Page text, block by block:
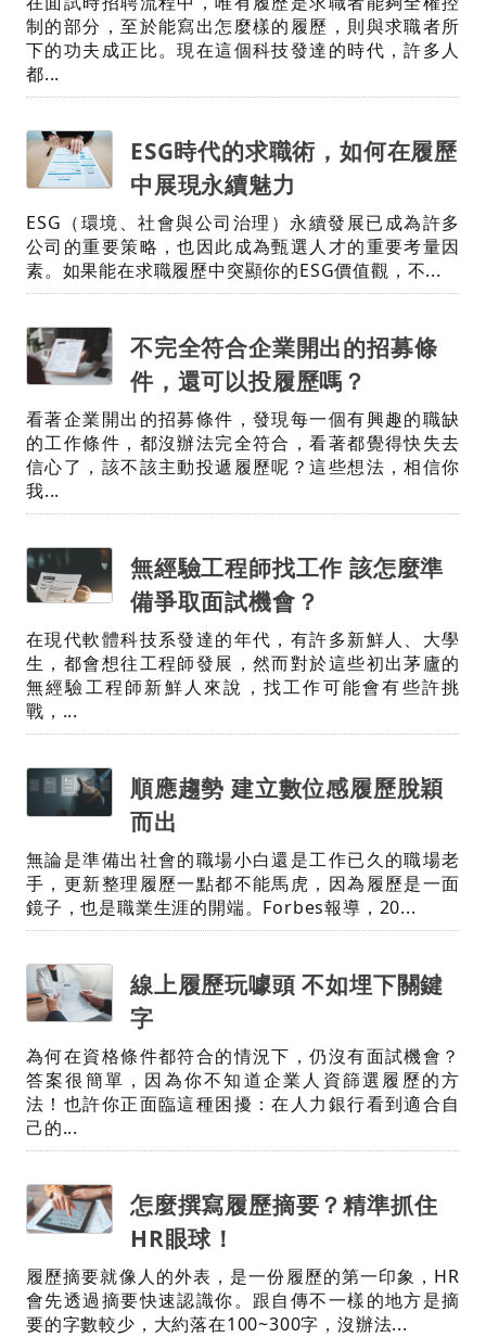
制的部分，至於能寫出怎麼樣的履歷，則與求職者所
下的功夫成正比。現在這個科技發達的時代，許多人
都...
ESG時代的求職術，如何在履歷
中展現永續魅力
ESG（環境、社會與公司治理）永續發展已成為許多
公司的重要策略，也因此成為甄選人才的重要考量因
素。如果能在求職履歷中突顯你的ESG價值觀，不...
不完全符合企業開出的招募條
件，還可以投履歷嗎？
看著企業開出的招募條件，發現每一個有興趣的職缺
的工作條件，都沒辦法完全符合，看著都覺得快失去
信心了，該不該主動投遞履歷呢？這些想法，相信你
我...
無經驗工程師找工作 該怎麼準
備爭取面試機會？
在現代軟體科技系發達的年代，有許多新鮮人、大學
生，都會想往工程師發展，然而對於這些初出茅廬的
無經驗工程師新鮮人來說，找工作可能會有些許挑
戰，...
順應趨勢 建立數位感履歷脫穎
而出
無論是準備出社會的職場小白還是工作已久的職場老
手，更新整理履歷一點都不能馬虎，因為履歷是一面
鏡子，也是職業生涯的開端。Forbes報導，20...
線上履歷玩噱頭 不如埋下關鍵
字
為何在資格條件都符合的情況下，仍沒有面試機會？
答案很簡單，因為你不知道企業人資篩選履歷的方
法！也許你正面臨這種困擾：在人力銀行看到適合自
己的...
怎麼撰寫履歷摘要？精準抓住
HR眼球！
履歷摘要就像人的外表，是一份履歷的第一印象，HR
會先透過摘要快速認識你。跟自傳不一樣的地方是摘
要的字數較少，大約落在100~300字，沒辦法...